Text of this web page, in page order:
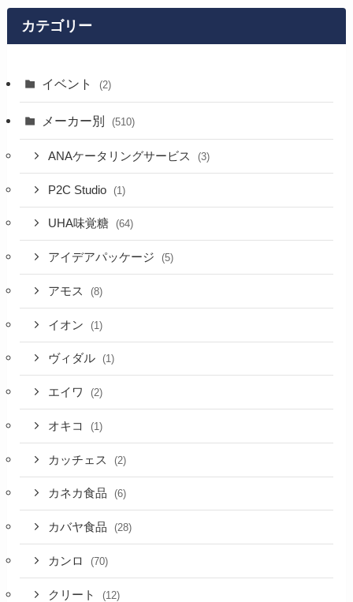
カテゴリー
イベント (2)
メーカー別 (510)
ANAケータリングサービス (3)
P2C Studio (1)
UHA味覚糖 (64)
アイデアパッケージ (5)
アモス (8)
イオン (1)
ヴィダル (1)
エイワ (2)
オキコ (1)
カッチェス (2)
カネカ食品 (6)
カバヤ食品 (28)
カンロ (70)
クリート (12)